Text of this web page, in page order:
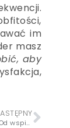
im
masz
aby
LEADERSHIFT -Rozdział 7 – Refleksje na temat rozdziału książki “Od wspinania się po drabinie do budowania drabiny”- Przemiana reprodukcyjna – Jak liderzy wspierają rozwój swoich współpracowników